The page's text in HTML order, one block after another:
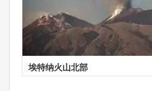
埃特纳火山北部